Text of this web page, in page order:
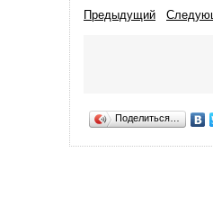
Предыдущий
Поделиться…